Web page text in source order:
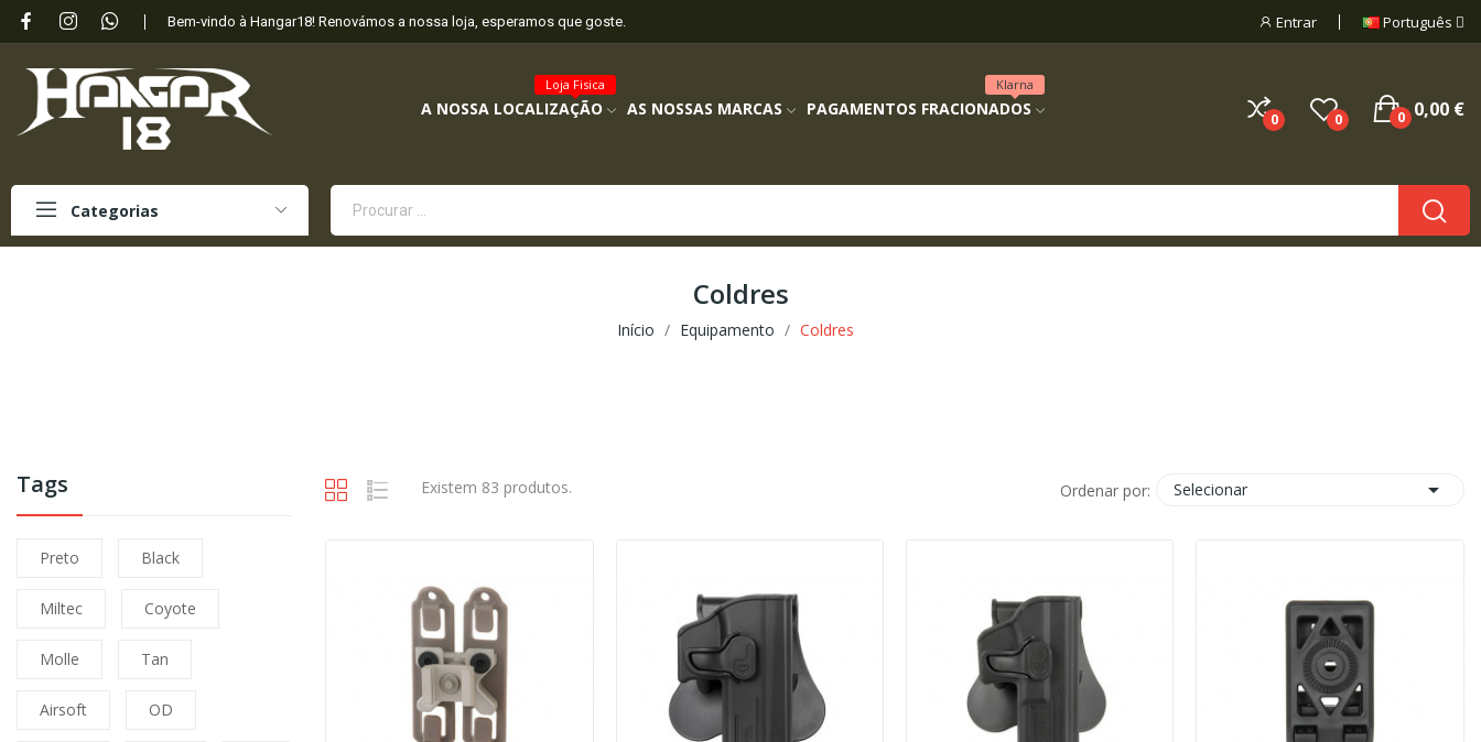
Bem-vindo à Hangar18! Renovámos a nossa loja, esperamos que goste. Entrar Português
A NOSSA LOCALIZAÇÃO
Loja Fisica
AS NOSSAS MARCAS PAGAMENTOS FRACIONADOS
Klarna
0 0 0,00 €
0
Categorias
Coldres
Início Equipamento Coldres
Tags
Preto Black
Miltec Coyote
Molle Tan
Airsoft OD
Existem 83 produtos. Ordenar por: Selecionar 